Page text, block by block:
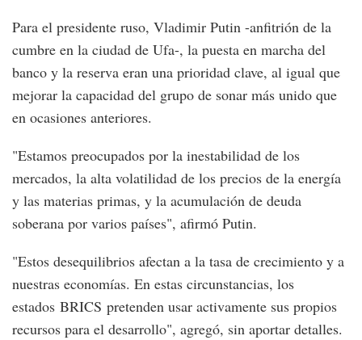
Para el presidente ruso, Vladimir Putin -anfitrión de la
cumbre en la ciudad de Ufa-, la puesta en marcha del
banco y la reserva eran una prioridad clave, al igual que
mejorar la capacidad del grupo de sonar más unido que
en ocasiones anteriores.
"Estamos preocupados por la inestabilidad de los
mercados, la alta volatilidad de los precios de la energía
y las materias primas, y la acumulación de deuda
soberana por varios países", afirmó Putin.
"Estos desequilibrios afectan a la tasa de crecimiento y a
nuestras economías. En estas circunstancias, los
estados BRICS pretenden usar activamente sus propios
recursos para el desarrollo", agregó, sin aportar detalles.